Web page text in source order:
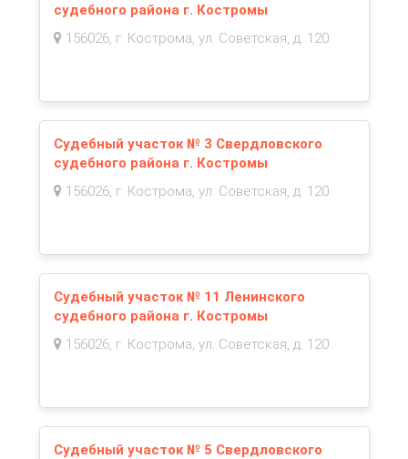
судебного района г. Костромы
156026, г. Кострома, ул. Советская, д. 120
Судебный участок № 3 Свердловского
судебного района г. Костромы
156026, г. Кострома, ул. Советская, д. 120
Судебный участок № 11 Ленинского
судебного района г. Костромы
156026, г. Кострома, ул. Советская, д. 120
Судебный участок № 5 Свердловского